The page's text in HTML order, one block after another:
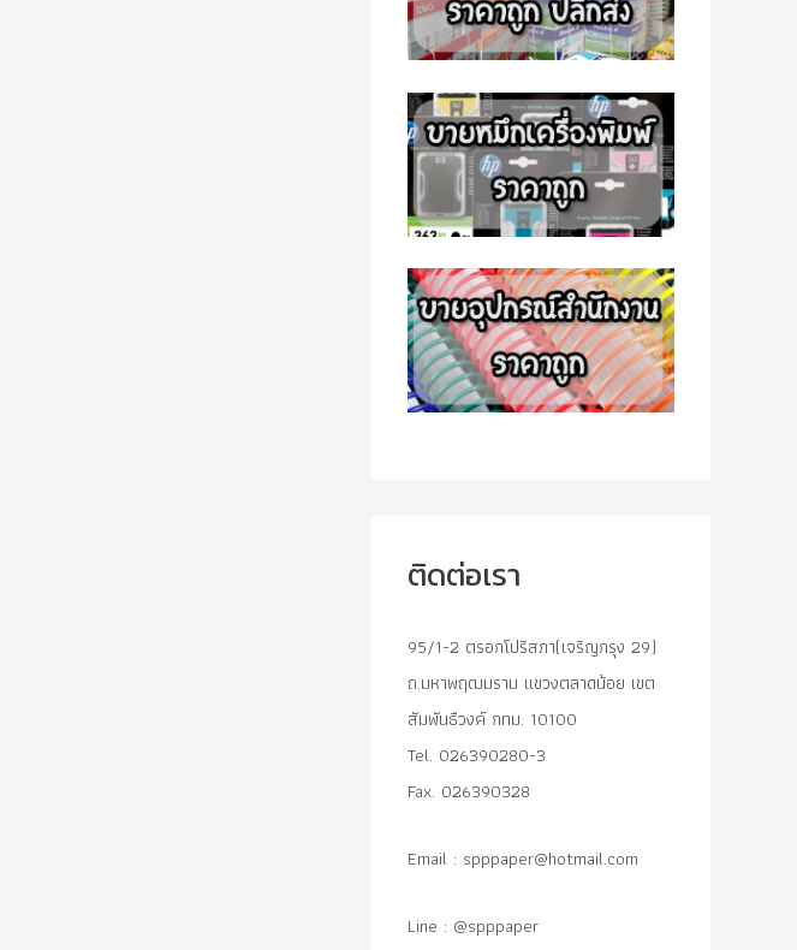
ติดต่อเรา
95/1-2 ตรอกโปริสภา(เจริญกรุง 29)
ถ.มหาพฤฒมราม แขวงตลาดน้อย เขต
สัมพันธืวงค์ กทม. 10100
Tel. 026390280-3
Fax. 026390328
Email : spppaper@hotmail.com
Line : @spppaper